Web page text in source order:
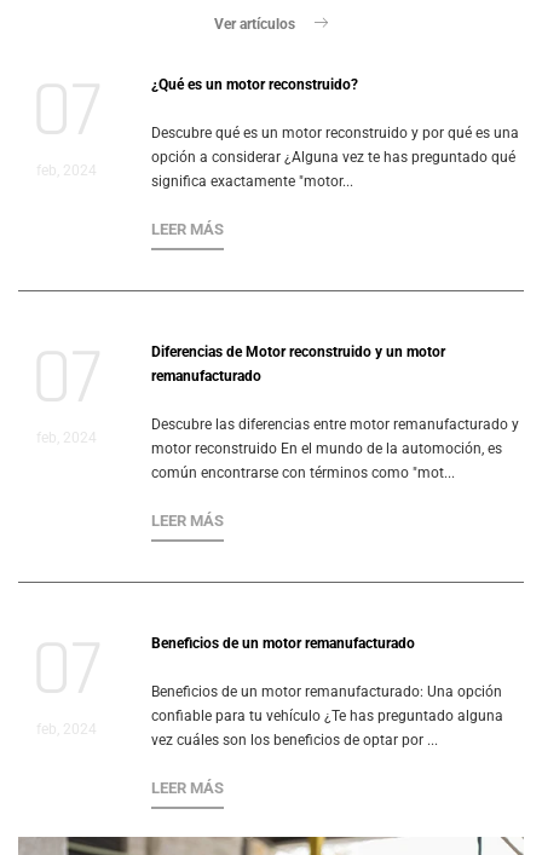
Ver artículos
07
feb, 2024
¿Qué es un motor reconstruido?
Descubre qué es un motor reconstruido y por qué es una
opción a considerar ¿Alguna vez te has preguntado qué
significa exactamente "motor...
LEER MÁS
07
feb, 2024
Diferencias de Motor reconstruido y un motor
remanufacturado
Descubre las diferencias entre motor remanufacturado y
motor reconstruido En el mundo de la automoción, es
común encontrarse con términos como "mot...
LEER MÁS
07
feb, 2024
Beneficios de un motor remanufacturado
Beneficios de un motor remanufacturado: Una opción
confiable para tu vehículo ¿Te has preguntado alguna
vez cuáles son los beneficios de optar por ...
LEER MÁS